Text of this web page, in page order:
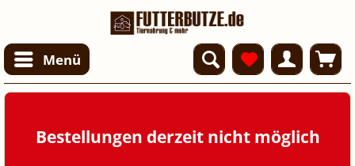
Menü
Bestellungen derzeit nicht möglich